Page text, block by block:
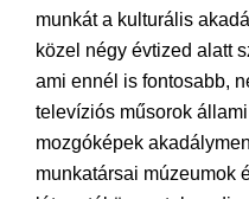
munkát a kulturális
közel négy évtized alatt
ami ennél is fontosabb,
televíziós műsorok
mozgóképek
munkatársai múzeumok